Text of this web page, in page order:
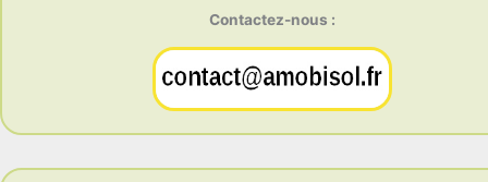
Contactez-nous :